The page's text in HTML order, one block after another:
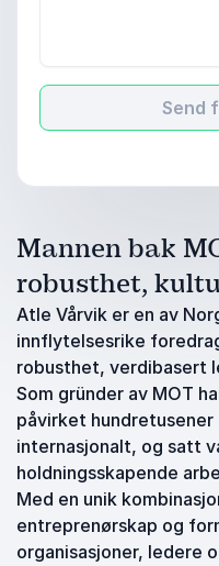
Send
Mannen bak
robusthet,
Atle Vårvik er en av
innflytelsesrike
robusthet, verdibasert
Som gründer av MOT
påvirket hundretusener
internasjonalt, og satt
holdningsskapende
Med en unik
entreprenørskap og
organisasjoner, ledere